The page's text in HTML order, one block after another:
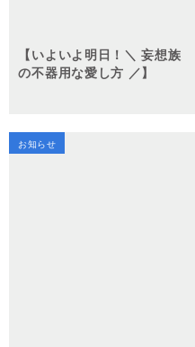
【いよいよ明日！＼ 妄想族
の不器用な愛し方 ／】
お知らせ